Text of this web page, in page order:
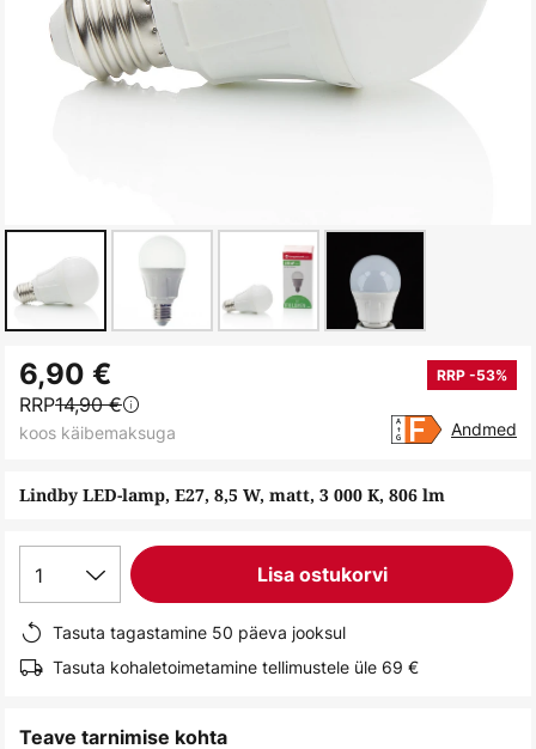
to
the
beginning
the
Lindby LED-lamp, E27, 8,5 W, matt, 3 000 K, 806 lm
6,90 € RRP -53%
RRP14,90 €
koos käibemaksuga Andmed
1 Lisa ostukorvi
Tasuta tagastamine 50 päeva jooksul
Tasuta kohaletoimetamine tellimustele üle 69 €
Teave tarnimise kohta